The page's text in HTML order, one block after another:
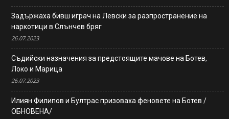
Задържаха бивш играч на Левски за разпространение на
наркотици в Слънчев бряг
26.07.2023
Съдийски назначения за предстоящите мачове на Ботев,
Локо и Марица
26.07.2023
Илиян Филипов и Бултрас призоваха феновете на Ботев /
ОБНОВЕНА/